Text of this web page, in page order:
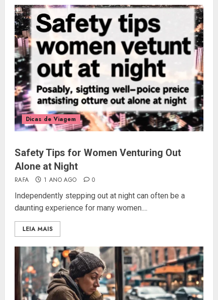
Dicas de Viagem
Safety Tips for Women Venturing Out
Alone at Night
RAFA 1 ANO AGO 0
Independently stepping out at night can often be a
daunting experience for many women....
LEIA MAIS